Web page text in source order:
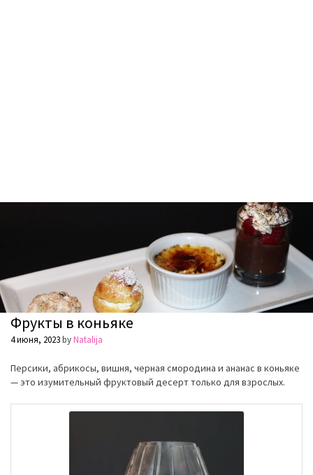
Фрукты в коньяке
4 июня, 2023byNatalija
Персики, абрикосы, вишня, черная смородина и ананас в коньяке
— это изумительный фруктовый десерт только для взрослых.